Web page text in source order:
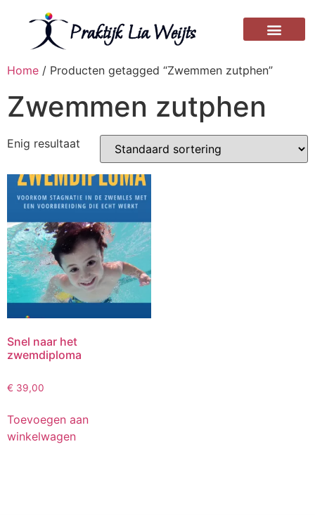
Home / Producten getagged “Zwemmen zutphen”
Zwemmen zutphen
Enig resultaat
Snel naar het
zwemdiploma
€ 39,00
Toevoegen aan
winkelwagen